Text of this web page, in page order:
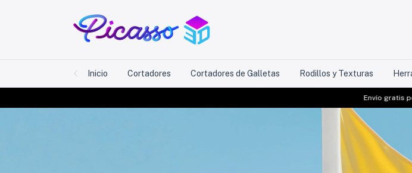
Inicio Cortadores Cortadores de Galletas Rodillos y Texturas
Envío gratis por compras mayores a